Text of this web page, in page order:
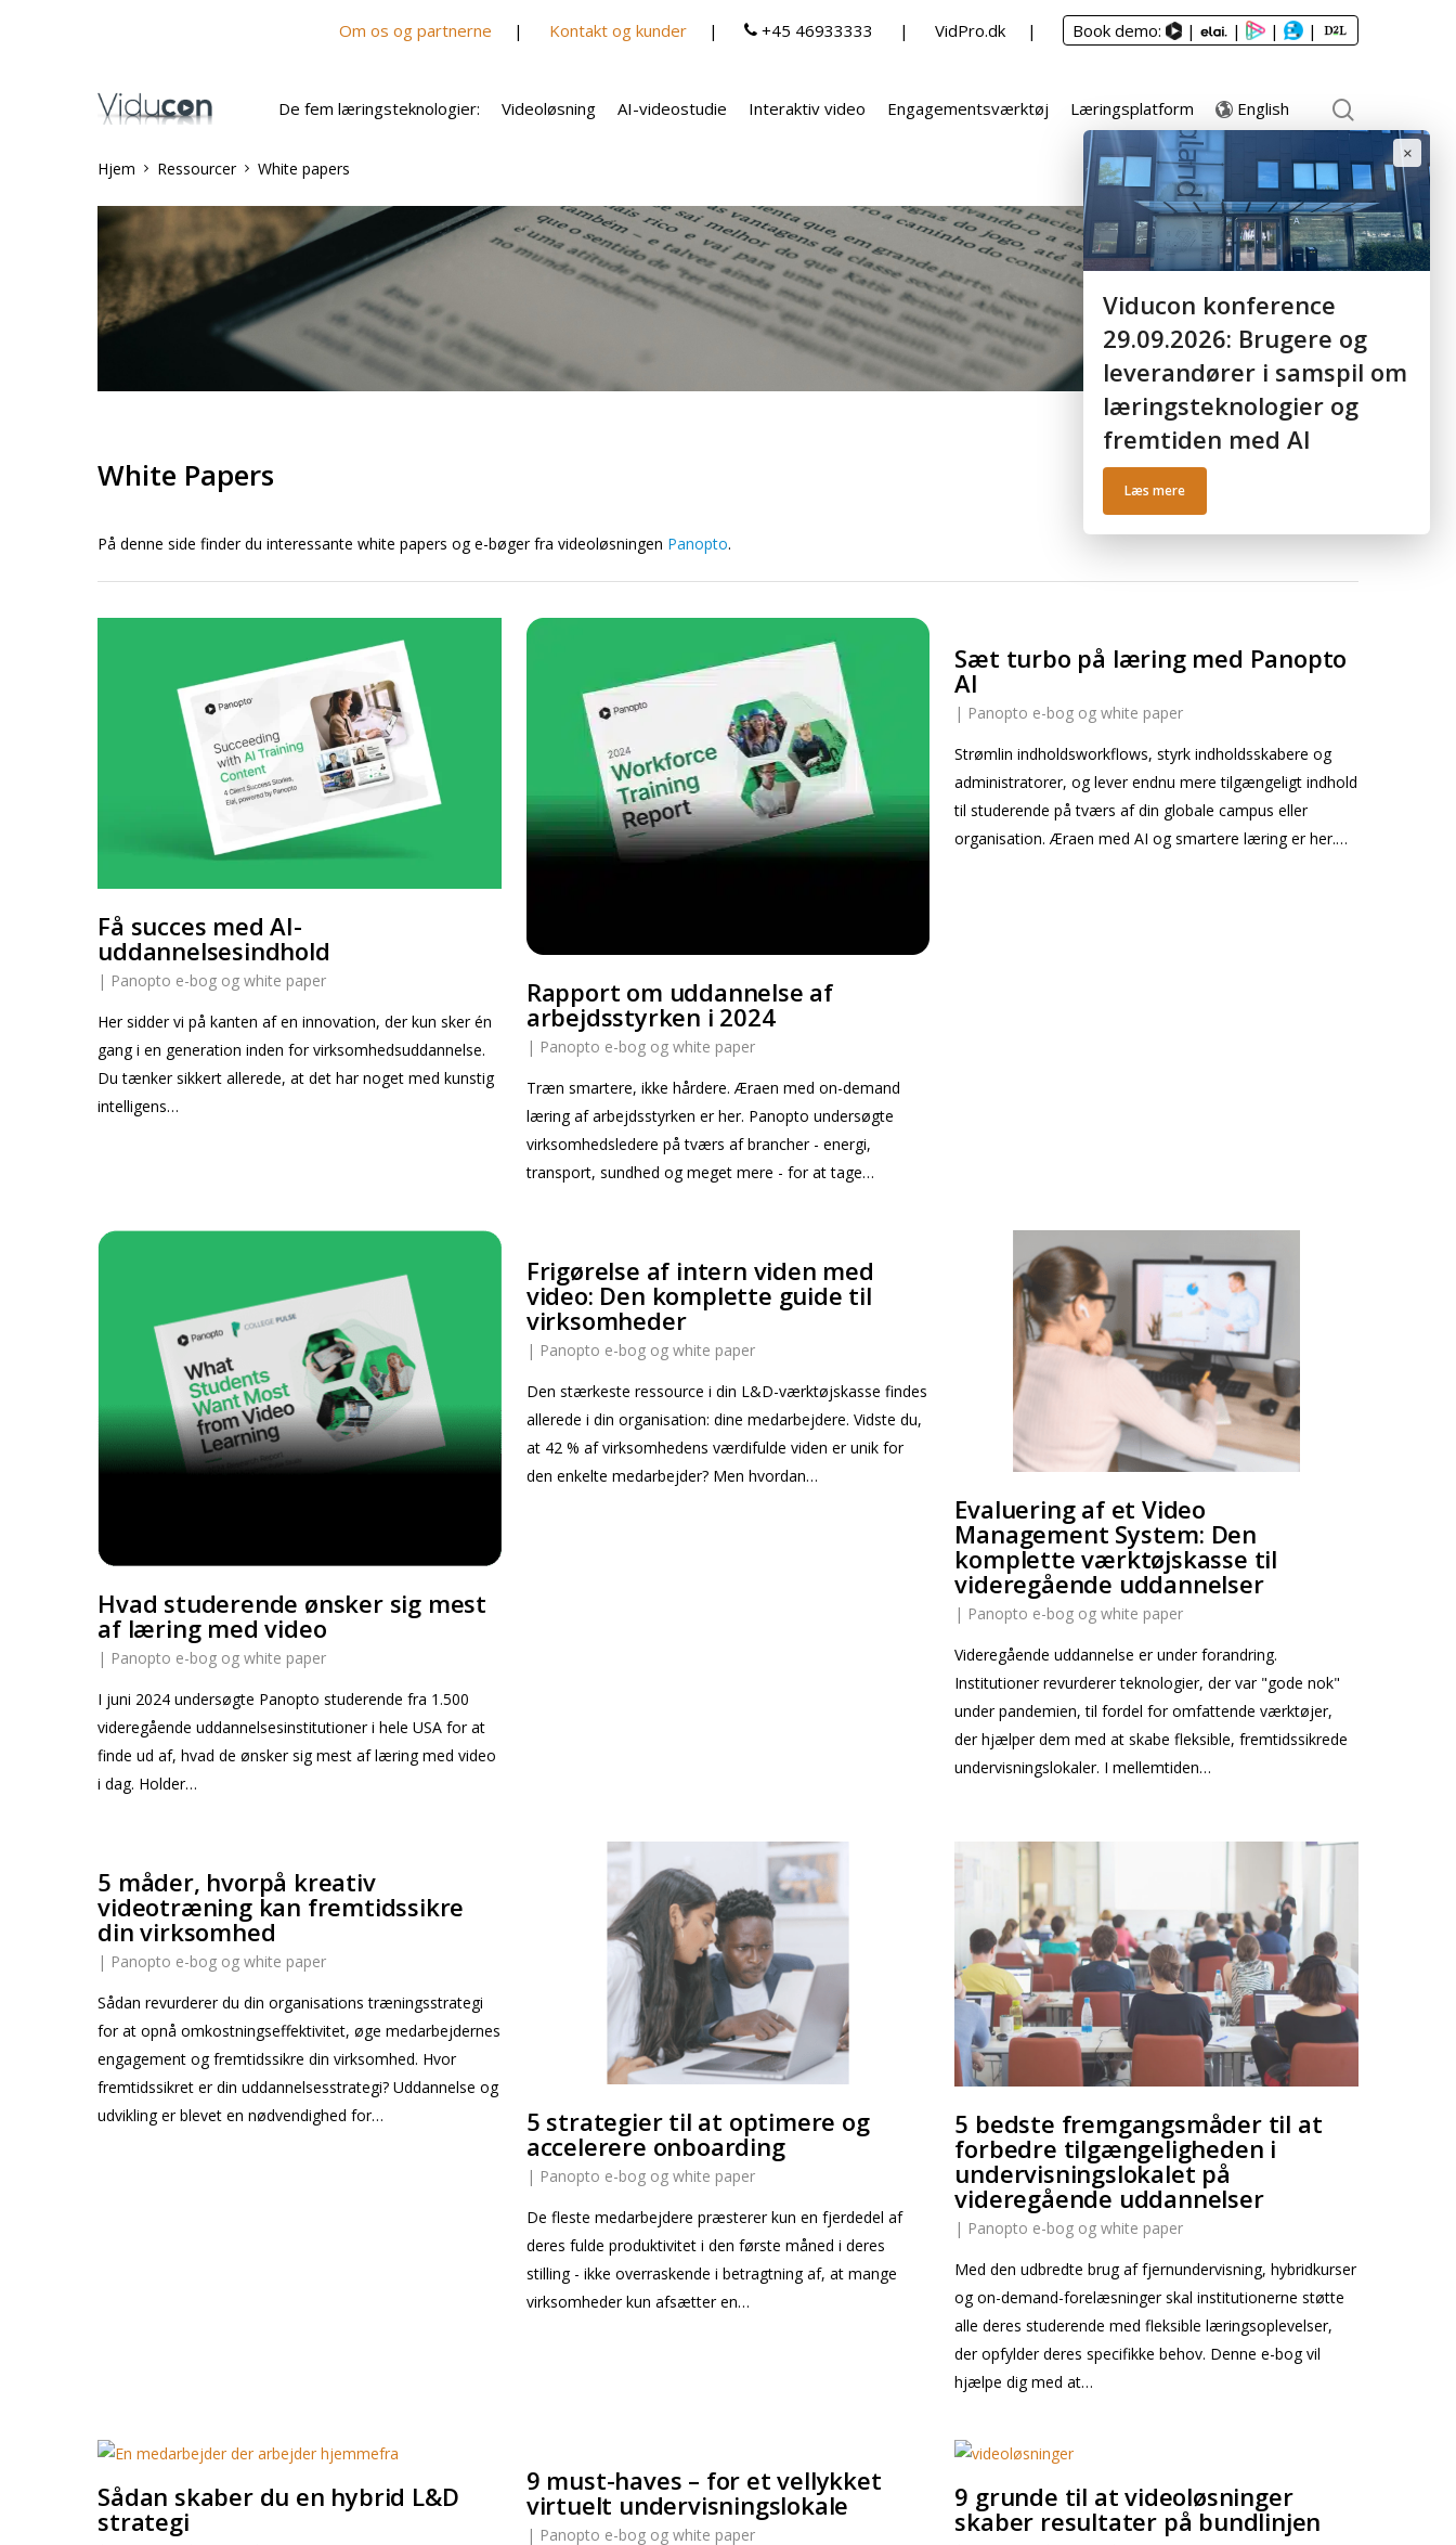
Om os og partnerne Kontakt og kunder +45 46933333 VidPro.dk Book demo: | | | |
De fem læringsteknologier: Videoløsning AI-videostudie Interaktiv video Engagementsværktøj Læringsplatform English
Hjem Ressourcer White papers
White Papers
På denne side finder du interessante white papers og e-bøger fra videoløsningen Panopto.
Få succes med AI-
uddannelsesindhold
| Panopto e-bog og white paper
Her sidder vi på kanten af en innovation, der kun sker én
gang i en generation inden for virksomhedsuddannelse.
Du tænker sikkert allerede, at det har noget med kunstig
intelligens…
Rapport om uddannelse af
arbejdsstyrken i 2024
| Panopto e-bog og white paper
Træn smartere, ikke hårdere. Æraen med on-demand
læring af arbejdsstyrken er her. Panopto undersøgte
virksomhedsledere på tværs af brancher - energi,
transport, sundhed og meget mere - for at tage…
Sæt turbo på læring med Panopto
AI
| Panopto e-bog og white paper
Strømlin indholdsworkflows, styrk indholdsskabere og
administratorer, og lever endnu mere tilgængeligt indhold
til studerende på tværs af din globale campus eller
organisation. Æraen med AI og smartere læring er her.…
Hvad studerende ønsker sig mest
af læring med video
| Panopto e-bog og white paper
I juni 2024 undersøgte Panopto studerende fra 1.500
videregående uddannelsesinstitutioner i hele USA for at
finde ud af, hvad de ønsker sig mest af læring med video
i dag. Holder…
Frigørelse af intern viden med
video: Den komplette guide til
virksomheder
| Panopto e-bog og white paper
Den stærkeste ressource i din L&D-værktøjskasse findes
allerede i din organisation: dine medarbejdere. Vidste du,
at 42 % af virksomhedens værdifulde viden er unik for
den enkelte medarbejder? Men hvordan…
Evaluering af et Video
Management System: Den
komplette værktøjskasse til
videregående uddannelser
| Panopto e-bog og white paper
Videregående uddannelse er under forandring.
Institutioner revurderer teknologier, der var "gode nok"
under pandemien, til fordel for omfattende værktøjer,
der hjælper dem med at skabe fleksible, fremtidssikrede
undervisningslokaler. I mellemtiden…
5 måder, hvorpå kreativ
videotræning kan fremtidssikre
din virksomhed
| Panopto e-bog og white paper
Sådan revurderer du din organisations træningsstrategi
for at opnå omkostningseffektivitet, øge medarbejdernes
engagement og fremtidssikre din virksomhed. Hvor
fremtidssikret er din uddannelsesstrategi? Uddannelse og
udvikling er blevet en nødvendighed for…
5 strategier til at optimere og
accelerere onboarding
| Panopto e-bog og white paper
De fleste medarbejdere præsterer kun en fjerdedel af
deres fulde produktivitet i den første måned i deres
stilling - ikke overraskende i betragtning af, at mange
virksomheder kun afsætter en…
5 bedste fremgangsmåder til at
forbedre tilgængeligheden i
undervisningslokalet på
videregående uddannelser
| Panopto e-bog og white paper
Med den udbredte brug af fjernundervisning, hybridkurser
og on-demand-forelæsninger skal institutionerne støtte
alle deres studerende med fleksible læringsoplevelser,
der opfylder deres specifikke behov. Denne e-bog vil
hjælpe dig med at…
Sådan skaber du en hybrid L&D
strategi
9 must-haves – for et vellykket
virtuelt undervisningslokale
| Panopto e-bog og white paper
9 grunde til at videoløsninger
skaber resultater på bundlinjen
×
Viducon konference
29.09.2026: Brugere og
leverandører i samspil om
læringsteknologier og
fremtiden med AI
Læs mere